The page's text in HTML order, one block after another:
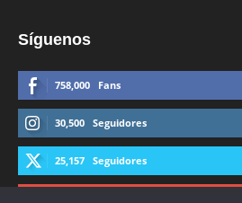
Síguenos
758,000 Fans
30,500 Seguidores
25,157 Seguidores